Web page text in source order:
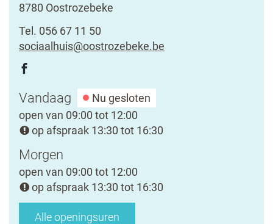
,8780 Oostrozebeke
Tel. 056 67 11 50
E-
mail
sociaalhuis@oostrozebeke.be
Volg
ophuis
Openingsuren
Vandaag
Nu gesloten
open van 09:00 tot 12:00
op afspraak 13:30 tot 16:30
Morgen
open van 09:00 tot 12:00
op afspraak 13:30 tot 16:30
Alle openingsuren